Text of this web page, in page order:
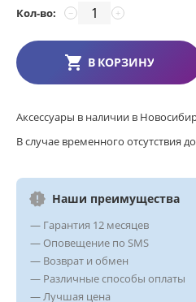
Кол-во: +
−
В КОРЗИНУ
Аксессуары в наличии в
В случае временного отсутствия
Наши преимущества
— Гарантия 12 месяцев
— Оповещение по SMS
— Возврат и обмен
— Различные способы оплаты
— Лучшая цена